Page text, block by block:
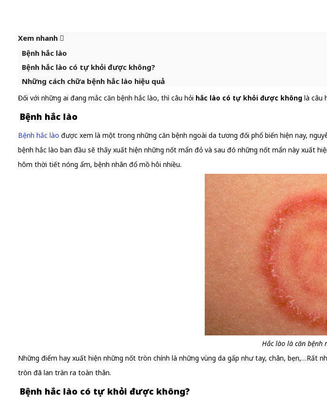
Xem nhanh
Bệnh hắc lào
Bệnh hắc lào có tự khỏi được không?
Những cách chữa bệnh hắc lào hiệu quả
Đối với những ai đang mắc căn bệnh hắc lào, thì câu hỏi hắc lào có tự khỏi được không là câu
Bệnh hắc lào
Bệnh hắc lào được xem là một trong những căn bệnh ngoài da tương đối phổ biến hiện nay,
bệnh hắc lào ban đầu sẽ thấy xuất hiện những nốt mẩn đỏ và sau đó những nốt mẩn này xuất
hôm thời tiết nóng ẩm, bệnh nhân đổ mồ hôi nhiều.
Hắc lào là căn bệnh
Những điểm hay xuất hiện những nốt tròn chính là những vùng da gấp như tay, chân, bẹn,…Rất
tròn đã lan tràn ra toàn thân.
Bệnh hắc lào có tự khỏi được không?